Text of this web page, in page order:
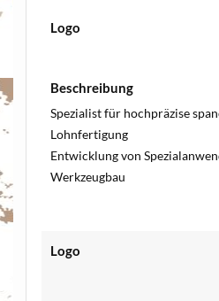
Logo
Beschreibung
Spezialist für hochpräzise
Lohnfertigung
Entwicklung von
Werkzeugbau
Logo